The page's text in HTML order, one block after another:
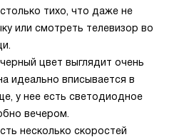
тихо, что даже не
или смотреть телевизор во
цвет выглядит очень
идеально вписывается в
у нее есть светодиодное
вечером.
несколько скоростей